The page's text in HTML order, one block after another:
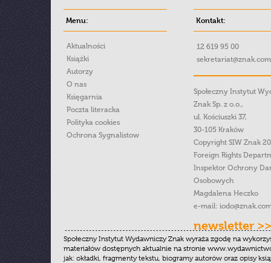
Menu:
Aktualności
Książki
Autorzy
O nas
Księgarnia
Poczta literacka
Polityka cookies
Ochrona Sygnalistow
Kontakt:
12 619 95 00
Społeczny Instytut
Znak Sp. z o.o.,
ul. Kościuszki 37,
30-105 Kraków
Copyright SIW Znak
Foreign Rights
Inspektor Ochrony
Osobowych
Magdalena Heczko
e-mail:
newsletter >>
Społeczny Instytut Wydawniczy Znak wyraża zgodę na
materiałów dostępnych aktualnie na stronie
jak: okładki, fragmenty tekstu, biogramy autorów oraz opisy